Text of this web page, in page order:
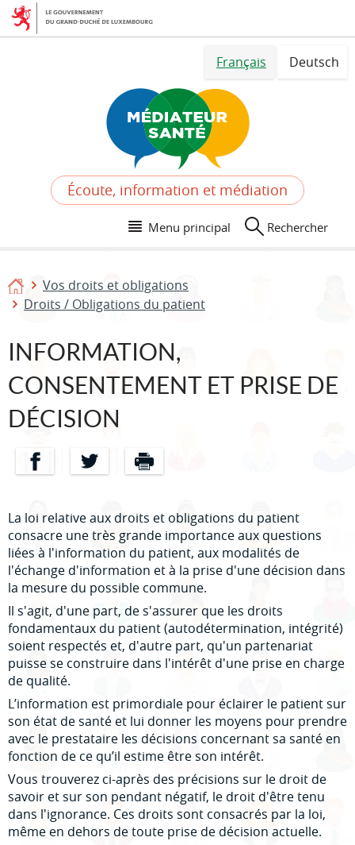
Aller
Aller
au
Écoute, information et médiation
Menu principal Rechercher
Changer
de
langue
Français Deutsch
Accueil
Vos droits et obligations
Droits / Obligations du patient
INFORMATION,
CONSENTEMENT ET PRISE DE
DÉCISION
Partager sur Facebook
Partager sur Twitter
La loi relative aux droits et obligations du patient
consacre une très grande importance aux questions
liées à l'information du patient, aux modalités de
l'échange d'information et à la prise d'une décision dans
la mesure du possible commune.
Il s'agit, d'une part, de s'assurer que les droits
fondamentaux du patient (autodétermination, intégrité)
soient respectés et, d'autre part, qu'un partenariat
puisse se construire dans l'intérêt d'une prise en charge
de qualité.
L’information est primordiale pour éclairer le patient sur
son état de santé et lui donner les moyens pour prendre
avec le prestataire les décisions concernant sa santé en
fonction de ce qu’il estime être son intérêt.
Vous trouverez ci-après des précisions sur le droit de
savoir et sur son pendant négatif, le droit d'être tenu
dans l'ignorance. Ces droits sont consacrés par la loi,
même en dehors de toute prise de décision actuelle.